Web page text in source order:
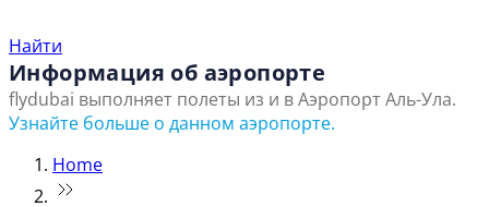
Найти
Информация об аэропорте
flydubai выполняет полеты из и в Аэропорт Аль-Ула.
Узнайте больше о данном аэропорте.
Home